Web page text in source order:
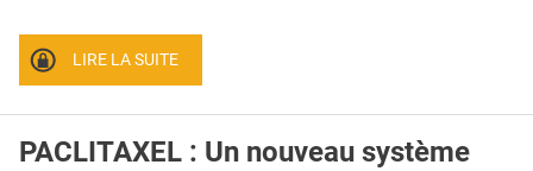
LIRE LA SUITE
PACLITAXEL : Un nouveau système